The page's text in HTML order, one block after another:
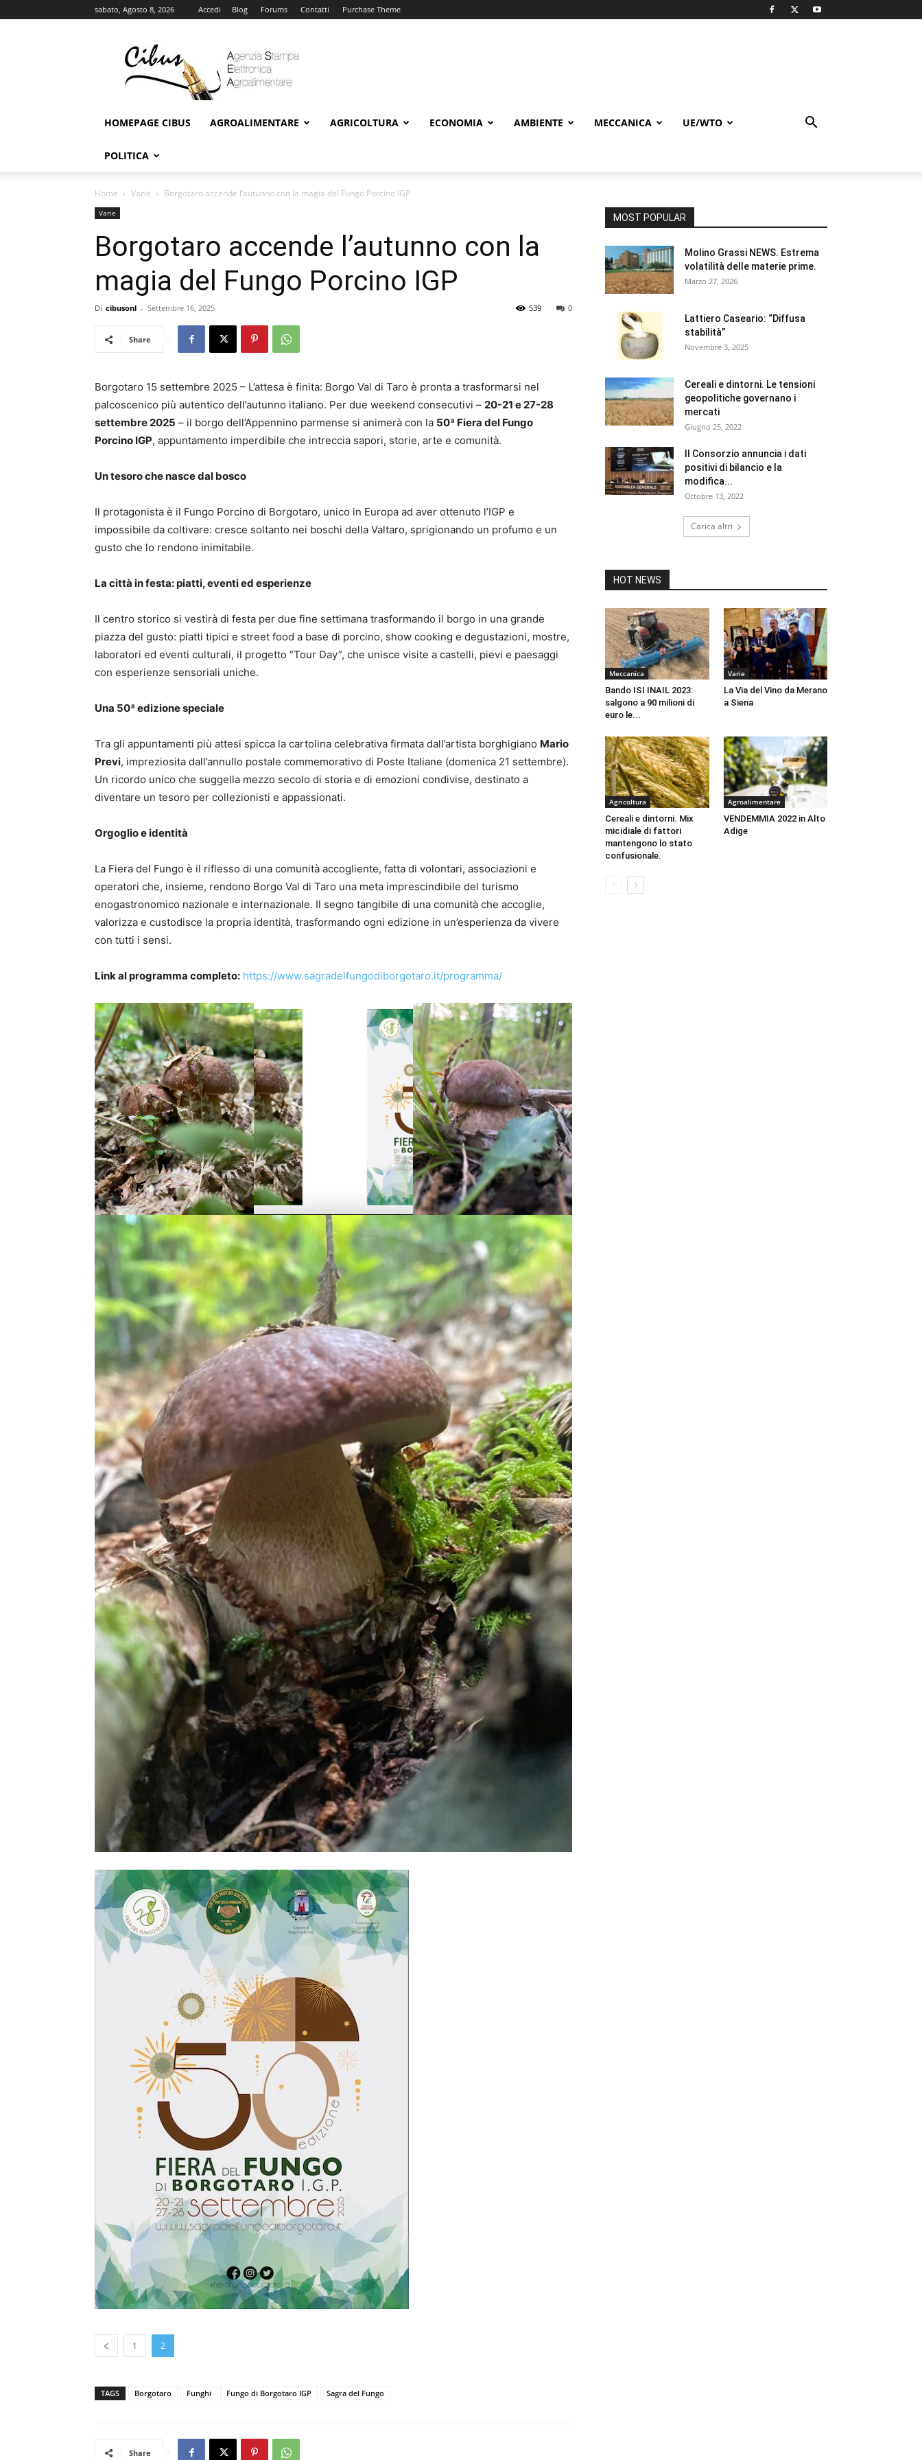
sabato, Agosto 8, 2026 Accedi Blog Forums Contatti Purchase Theme
Online
HOMEPAGE CIBUS AGROALIMENTARE AGRICOLTURA ECONOMIA AMBIENTE MECCANICA UE/WTO
POLITICA
Home Varie Borgotaro accende l’autunno con la magia del Fungo Porcino IGP
Varie
Borgotaro accende l’autunno con la
magia del Fungo Porcino IGP
Di cibusonl - Settembre 16, 2025 0
539
Share
Borgotaro 15 settembre 2025 – L’attesa è finita: Borgo Val di Taro è pronta a trasformarsi nel
palcoscenico più autentico dell’autunno italiano. Per due weekend consecutivi – 20-21 e 27-28
settembre 2025 – il borgo dell’Appennino parmense si animerà con la 50ª Fiera del Fungo
Porcino IGP, appuntamento imperdibile che intreccia sapori, storie, arte e comunità.
Un tesoro che nasce dal bosco
Il protagonista è il Fungo Porcino di Borgotaro, unico in Europa ad aver ottenuto l’IGP e
impossibile da coltivare: cresce soltanto nei boschi della Valtaro, sprigionando un profumo e un
gusto che lo rendono inimitabile.
La città in festa: piatti, eventi ed esperienze
Il centro storico si vestirà di festa per due fine settimana trasformando il borgo in una grande
piazza del gusto: piatti tipici e street food a base di porcino, show cooking e degustazioni, mostre,
laboratori ed eventi culturali, il progetto “Tour Day”, che unisce visite a castelli, pievi e paesaggi
con esperienze sensoriali uniche.
Una 50ª edizione speciale
Tra gli appuntamenti più attesi spicca la cartolina celebrativa firmata dall’artista borghigiano Mario
Previ, impreziosita dall’annullo postale commemorativo di Poste Italiane (domenica 21 settembre).
Un ricordo unico che suggella mezzo secolo di storia e di emozioni condivise, destinato a
diventare un tesoro per collezionisti e appassionati.
Orgoglio e identità
La Fiera del Fungo è il riflesso di una comunità accogliente, fatta di volontari, associazioni e
operatori che, insieme, rendono Borgo Val di Taro una meta imprescindibile del turismo
enogastronomico nazionale e internazionale. Il segno tangibile di una comunità che accoglie,
valorizza e custodisce la propria identità, trasformando ogni edizione in un’esperienza da vivere
con tutti i sensi.
Link al programma completo: https://www.sagradelfungodiborgotaro.it/programma/
1 2
TAGS Borgotaro Funghi Fungo di Borgotaro IGP Sagra del Fungo
Share
MOST POPULAR
Molino Grassi NEWS. Estrema
volatilità delle materie prime.
Marzo 27, 2026
Lattiero Caseario: “Diffusa
stabilità”
Novembre 3, 2025
Cereali e dintorni. Le tensioni
geopolitiche governano i
mercati
Giugno 25, 2022
Il Consorzio annuncia i dati
positivi di bilancio e la
modifica...
Ottobre 13, 2022
Carica altri
HOT NEWS
Meccanica
Bando ISI INAIL 2023:
salgono a 90 milioni di
euro le...
Varie
La Via del Vino da Merano
a Siena
Agricoltura
Cereali e dintorni. Mix
micidiale di fattori
mantengono lo stato
confusionale.
Agroalimentare
VENDEMMIA 2022 in Alto
Adige